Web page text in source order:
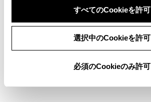
すべてのCookieを許可
選択中のCookieを許可
必須のCookieのみ許可
メールアドレス